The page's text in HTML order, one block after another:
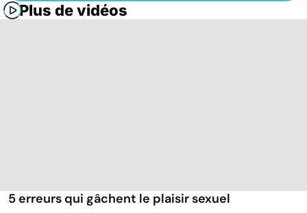
Plus de vidéos
5 erreurs qui gâchent le plaisir sexuel